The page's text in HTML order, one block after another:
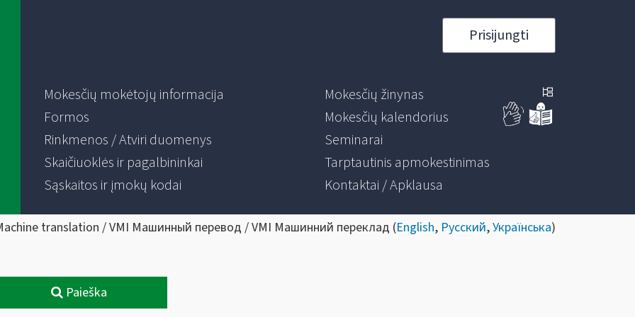
Prisijungti
Mokesčių mokėtojų informacija
Formos
Rinkmenos / Atviri duomenys
Skaičiuoklės ir pagalbininkai
Sąskaitos ir įmokų kodai
Mokesčių žinynas
Mokesčių kalendorius
Seminarai
Tarptautinis apmokestinimas
Kontaktai / Apklausa
translation / VMI Машинный перевод / VMI Машинний переклад (English, Русский,Українська)
Paieška